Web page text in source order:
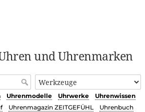
und Uhrenmarken
Uhrenmodelle Uhrwerke
Uhrenwissen
Uhrenmagazin ZEITGEFÜHL
Uhrenbuch